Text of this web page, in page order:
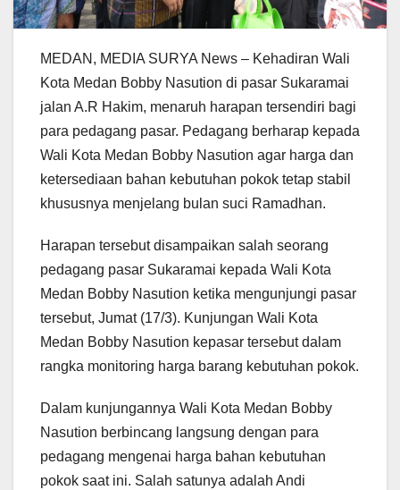
MEDAN, MEDIA SURYA News – Kehadiran Wali
Kota Medan Bobby Nasution di pasar Sukaramai
jalan A.R Hakim, menaruh harapan tersendiri bagi
para pedagang pasar. Pedagang berharap kepada
Wali Kota Medan Bobby Nasution agar harga dan
ketersediaan bahan kebutuhan pokok tetap stabil
khususnya menjelang bulan suci Ramadhan.
Harapan tersebut disampaikan salah seorang
pedagang pasar Sukaramai kepada Wali Kota
Medan Bobby Nasution ketika mengunjungi pasar
tersebut, Jumat (17/3). Kunjungan Wali Kota
Medan Bobby Nasution kepasar tersebut dalam
rangka monitoring harga barang kebutuhan pokok.
Dalam kunjungannya Wali Kota Medan Bobby
Nasution berbincang langsung dengan para
pedagang mengenai harga bahan kebutuhan
pokok saat ini. Salah satunya adalah Andi